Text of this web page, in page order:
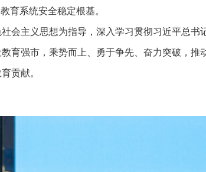
育系统安全稳定根基。
会主义思想为指导，深入学习贯彻习近平总书
育强市，乘势而上、勇于争先、奋力突破，推
贡献。